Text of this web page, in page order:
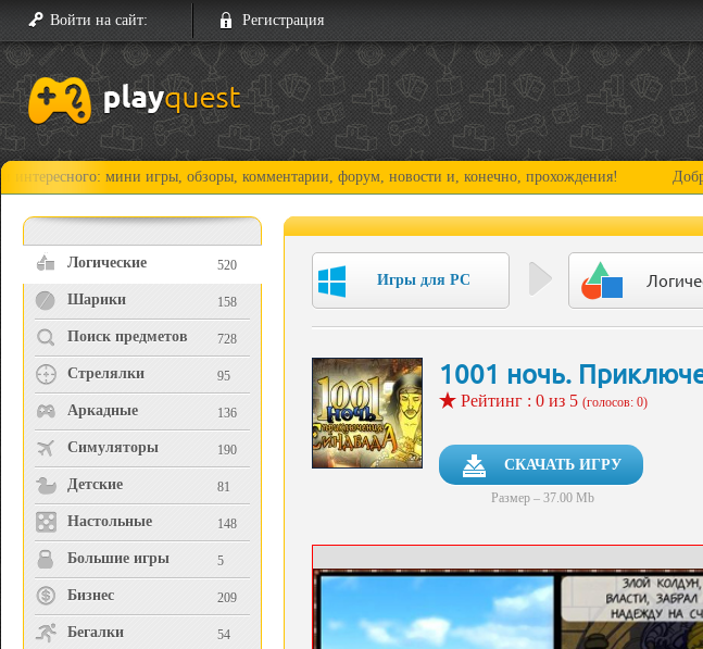
Войти на сайт: Регистрация
мини игры, обзоры, комментарии, форум, новости и, конечно, прохождения! Добро
Логические 520
Шарики 158
Поиск предметов 728
Стрелялки 95
Аркадные 136
Симуляторы 190
Детские 81
Настольные 148
Большие игры 5
Бизнес 209
Бегалки 54
Игры для PC
1001 ночь.
Рейтинг : 0 из 5 (голосов: 0)
СКАЧАТЬ ИГРУ
Размер – 37.00 Mb